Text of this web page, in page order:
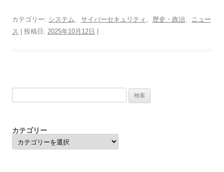
カテゴリー: システム サイバーセキュリティ 歴史・政治
ニュー
ス
| 投稿日: 2025年10月12日
カテゴリー
カ
テ
ゴ